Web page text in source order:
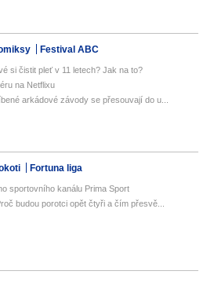
Festival ABC
si čistit pleť v 11 letech? Jak na to?
na Netflixu
arkádové závody se přesouvají do u...
Fortuna liga
sportovního kanálu Prima Sport
budou porotci opět čtyři a čím přesvě...